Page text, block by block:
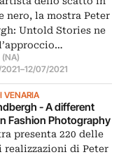
nero, la mostra Peter
Untold Stories ne
–12/07/2021
VENARIA
- A different
Fashion Photography
presenta 220 delle
di Peter